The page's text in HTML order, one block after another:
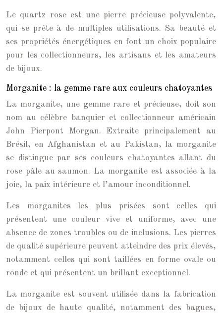
Le quartz rose est une pierre précieuse polyvalente,
qui se prête à de multiples utilisations. Sa beauté et
ses propriétés énergétiques en font un choix populaire
pour les collectionneurs, les artisans et les amateurs
de bijoux.
Morganite : la gemme rare aux couleurs chatoyantes
La morganite, une gemme rare et précieuse, doit son
nom au célèbre banquier et collectionneur américain
John Pierpont Morgan. Extraite principalement au
Brésil, en Afghanistan et au Pakistan, la morganite
se distingue par ses couleurs chatoyantes allant du
rose pâle au saumon. La morganite est associée à la
joie, la paix intérieure et l’amour inconditionnel.
Les morganites les plus prisées sont celles qui
présentent une couleur vive et uniforme, avec une
absence de zones troubles ou de inclusions. Les pierres
de qualité supérieure peuvent atteindre des prix élevés,
notamment celles qui sont taillées en forme ovale ou
ronde et qui présentent un brillant exceptionnel.
La morganite est souvent utilisée dans la fabrication
de bijoux de haute qualité, notamment des bagues,